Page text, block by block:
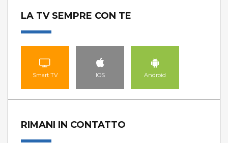
LA TV SEMPRE CON TE
Smart TV IOS Android
RIMANI IN CONTATTO